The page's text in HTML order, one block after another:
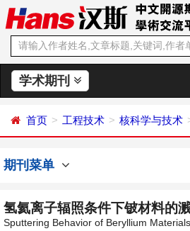
学术期刊
首页 工程技术 核科学与技术
期刊菜单
氢氦离子辐照条件下铍材料的
Sputtering Behavior of Beryllium